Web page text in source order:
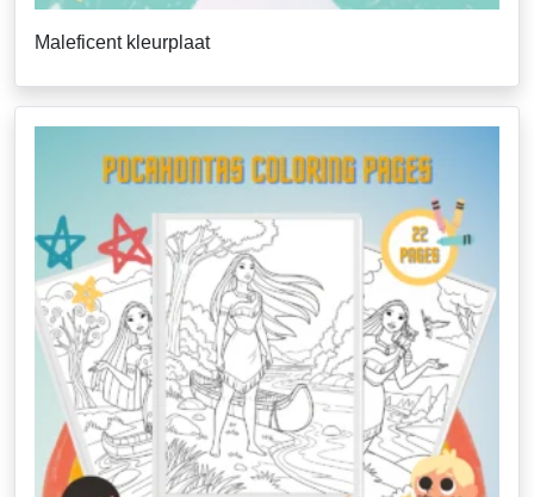
Maleficent kleurplaat